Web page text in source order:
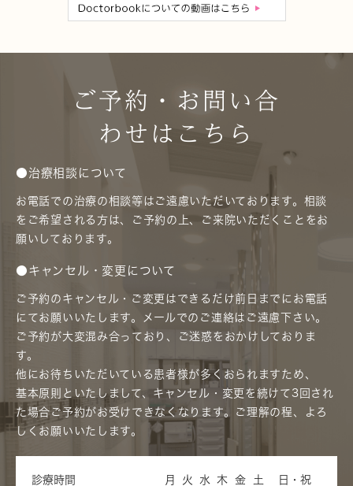
ご予約・お問い合
わせはこちら
●治療相談について
お電話での治療の相談等はご遠慮いただいております。相談
をご希望される方は、ご予約の上、ご来院いただくことをお
願いしております。
●キャンセル・変更について
ご予約のキャンセル・ご変更はできるだけ前日までにお電話
にてお願いいたします。メールでのご連絡はご遠慮下さい。
ご予約が大変混み合っており、ご迷惑をおかけしておりま
す。
他にお待ちいただいている患者様が多くおられますため、
基本原則といたしまして、キャンセル・変更を続けて3回され
た場合ご予約がお受けできなくなります。ご理解の程、よろ
しくお願いいたします。
診療時間 月 火 水 木 金 土 日・祝